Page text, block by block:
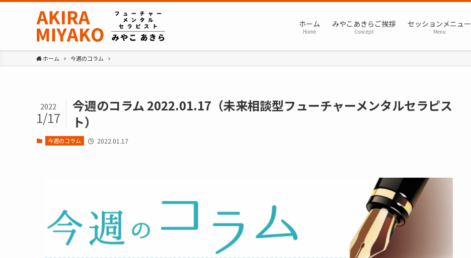
ホーム
Home
みやこあきらご挨拶
Concept
セッションメニュー
Menu
ホーム 今週のコラム
今週のコラム 2022.01.17（未来相談型フューチャーメンタルセラピス
ト）
2022
1/17
今週のコラム 2022.01.17